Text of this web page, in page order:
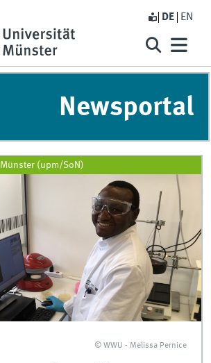
DE EN
Newsportal
Münster (upm/SoN)
© WWU - Melissa Pernice